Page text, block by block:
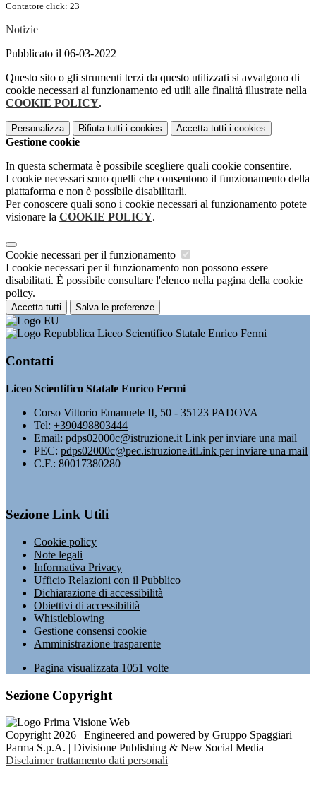
Contatore click: 23
Notizie
Pubblicato il 06-03-2022
Questo sito o gli strumenti terzi da questo utilizzati si avvalgono di
cookie necessari al funzionamento ed utili alle finalità illustrate nella
COOKIE POLICY.
Personalizza Rifiuta tutti i cookies Accetta tutti i cookies
Gestione cookie
In questa schermata è possibile scegliere quali cookie consentire.
I cookie necessari sono quelli che consentono il funzionamento della
piattaforma e non è possibile disabilitarli.
Per conoscere quali sono i cookie necessari al funzionamento potete
visionare la COOKIE POLICY.
Cookie necessari per il funzionamento
I cookie necessari per il funzionamento non possono essere
disabilitati. È possibile consultare l'elenco nella pagina della cookie
policy.
Accetta tutti Salva le preferenze
Liceo Scientifico Statale Enrico Fermi
Contatti
Liceo Scientifico Statale Enrico Fermi
Corso Vittorio Emanuele II, 50 - 35123 PADOVA
Tel: +390498803444
Email: pdps02000c@istruzione.it Link per inviare una mail
PEC: pdps02000c@pec.istruzione.itLink per inviare una mail
C.F.: 80017380280
Sezione Link Utili
Cookie policy
Note legali
Informativa Privacy
Ufficio Relazioni con il Pubblico
Dichiarazione di accessibilità
Obiettivi di accessibilità
Whistleblowing
Gestione consensi cookie
Amministrazione trasparente
Pagina visualizzata 1051 volte
Sezione Copyright
Copyright 2026 | Engineered and powered by Gruppo Spaggiari
Parma S.p.A. | Divisione Publishing & New Social Media
Disclaimer trattamento dati personali